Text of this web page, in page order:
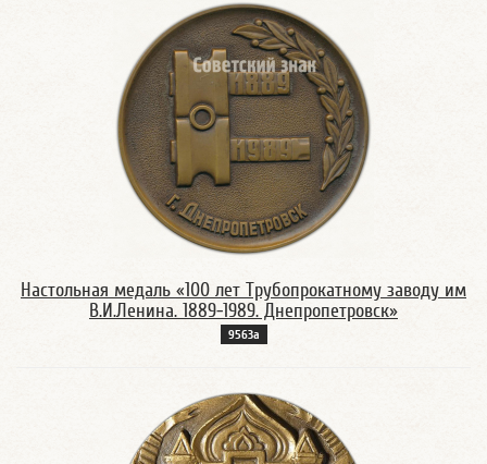
Настольная медаль «100 лет Трубопрокатному заводу им
В.И.Ленина. 1889-1989. Днепропетровск»
9563а